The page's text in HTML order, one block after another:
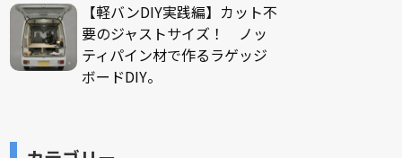
【軽バンDIY実践編】カット不
要のジャストサイズ！ ノッ
ティパイン材で作るラゲッジ
ボードDIY。